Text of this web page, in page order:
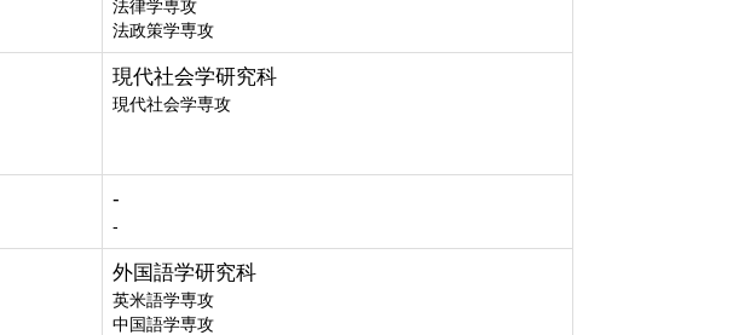
法律学専攻
法政策学専攻
現代社会学研究科
現代社会学専攻
-
-
外国語学研究科
英米語学専攻
中国語学専攻